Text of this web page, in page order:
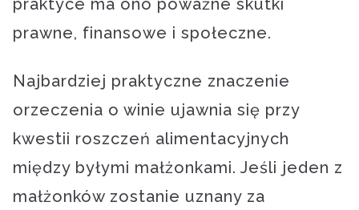
prawne, finansowe i społeczne.
Najbardziej praktyczne znaczenie
orzeczenia o winie ujawnia się przy
kwestii roszczeń alimentacyjnych
między byłymi małżonkami. Jeśli jeden z
małżonków zostanie uznany za